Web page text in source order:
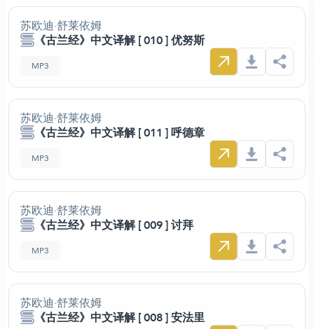
苏欧迪·舒莱依姆
《古兰经》中文译解 [ 010 ] 优努斯
MP3
苏欧迪·舒莱依姆
《古兰经》中文译解 [ 011 ] 呼德章
MP3
苏欧迪·舒莱依姆
《古兰经》中文译解 [ 009 ] 讨拜
MP3
苏欧迪·舒莱依姆
《古兰经》中文译解 [ 008 ] 安法里